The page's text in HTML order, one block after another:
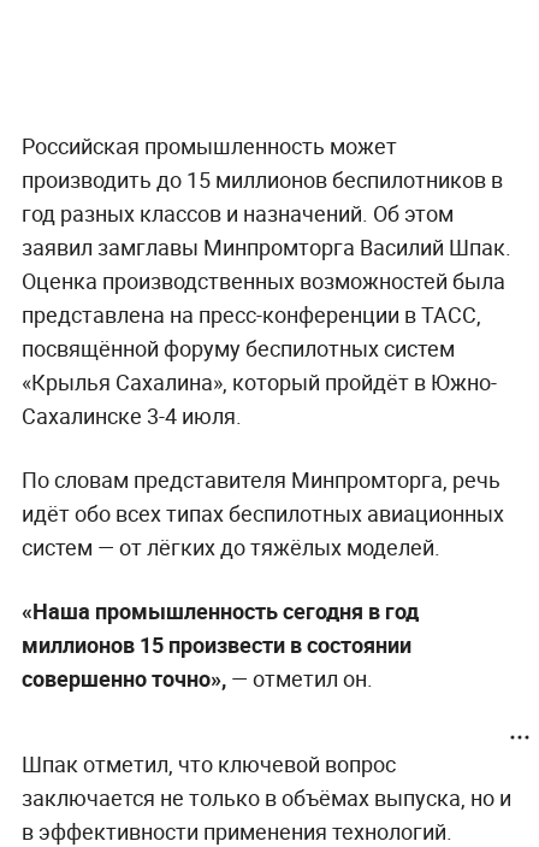
Российская промышленность может
производить до 15 миллионов беспилотников в
год разных классов и назначений. Об этом
заявил замглавы Минпромторга Василий Шпак.
Оценка производственных возможностей была
представлена на пресс-конференции в ТАСС,
посвящённой форуму беспилотных систем
«Крылья Сахалина», который пройдёт в Южно-
Сахалинске 3-4 июля.
По словам представителя Минпромторга, речь
идёт обо всех типах беспилотных авиационных
систем — от лёгких до тяжёлых моделей.
«Наша промышленность сегодня в год
миллионов 15 произвести в состоянии
совершенно точно»,— отметил он.
Шпак отметил, что ключевой вопрос
заключается не только в объёмах выпуска, но и
в эффективности применения технологий.